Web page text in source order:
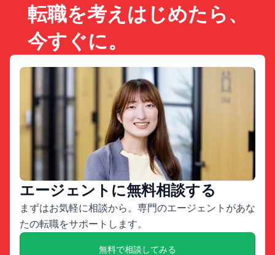
転職を考えはじめたら、
今すぐに。
エージェントに無料相談する
まずはお気軽に相談から。専門のエージェントがあな
たの転職をサポートします。
無料で相談してみる